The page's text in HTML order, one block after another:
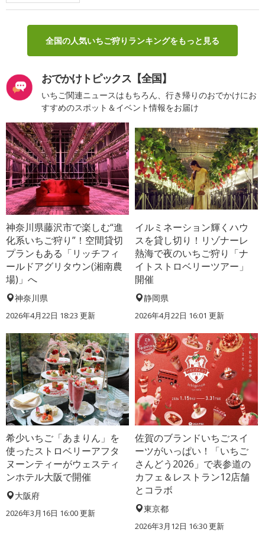
全国の人気いちご狩りランキングをもっと見る
おでかけトピックス【全国】
いちご関連ニュースはもちろん、行き帰りのおでかけにお
すすめのスポット＆イベント情報をお届け
神奈川県藤沢市で楽しむ“進
化系いちご狩り”！空間貸切
プランもある「リッチフィ
ールドアグリタウン(湘南農
場)」へ
神奈川県
2026年4月22日 18:23 更新
イルミネーション輝くハウ
スを貸し切り！リゾナーレ
熱海で夜のいちご狩り「ナ
イトストロベリーツアー」
開催
静岡県
2026年4月22日 16:01 更新
希少いちご「あまりん」を
使ったストロベリーアフタ
ヌーンティーがウェスティ
ンホテル大阪で開催
大阪府
2026年3月16日 16:00 更新
佐賀のブランドいちごスイ
ーツがいっぱい！「いちご
さんどう2026」で表参道の
カフェ＆レストラン12店舗
とコラボ
東京都
2026年3月12日 16:30 更新